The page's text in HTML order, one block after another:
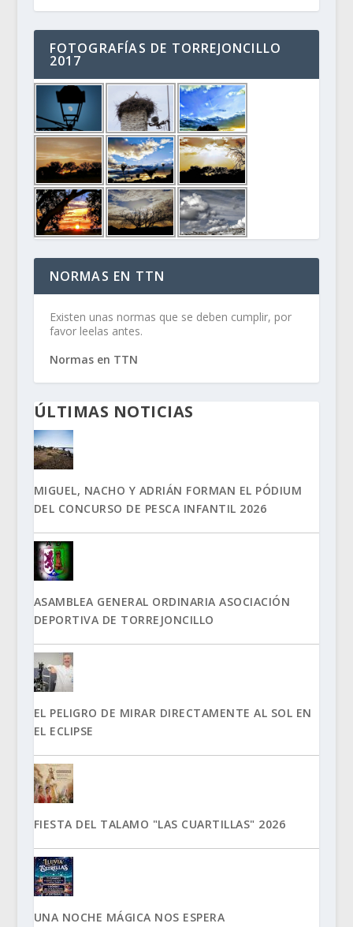
FOTOGRAFÍAS DE TORREJONCILLO
2017
NORMAS EN TTN
Existen unas normas que se deben cumplir, por
favor leelas antes.
Normas en TTN
ÚLTIMAS NOTICIAS
MIGUEL, NACHO Y ADRIÁN FORMAN EL PÓDIUM
DEL CONCURSO DE PESCA INFANTIL 2026
ASAMBLEA GENERAL ORDINARIA ASOCIACIÓN
DEPORTIVA DE TORREJONCILLO
EL PELIGRO DE MIRAR DIRECTAMENTE AL SOL EN
EL ECLIPSE
FIESTA DEL TALAMO "LAS CUARTILLAS" 2026
UNA NOCHE MÁGICA NOS ESPERA